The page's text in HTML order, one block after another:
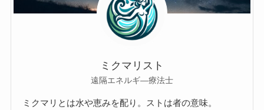
ミクマリスト
遠隔エネルギ―療法士
ミクマリとは水や恵みを配り。ストは者の意味。